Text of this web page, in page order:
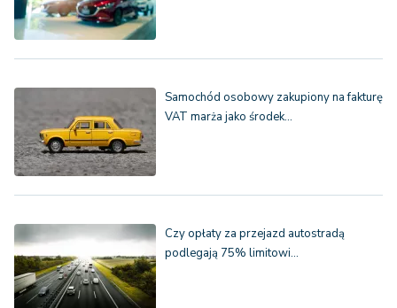
Samochód osobowy zakupiony na fakturę
VAT marża jako środek…
Czy opłaty za przejazd autostradą
podlegają 75% limitowi…